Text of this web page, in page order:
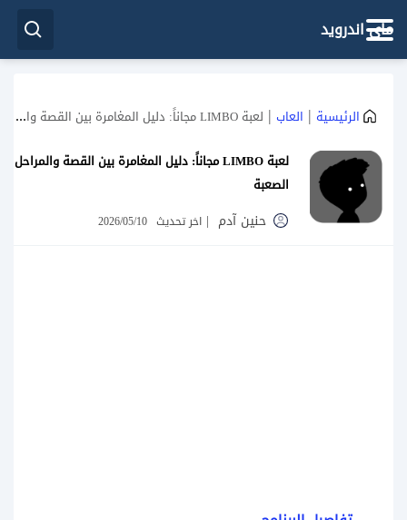
ماي اندرويد
الرئيسية | العاب | لعبة LIMBO مجاناً: دليل المغامرة بين القصة والمراحل الصعبة
لعبة LIMBO مجاناً: دليل المغامرة بين القصة والمراحل
الصعبة
حنين آدم | اخر تحديث 2026/05/10